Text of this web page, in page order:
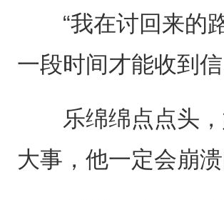
“我在讨回来的路
一段时间才能收到信
乐绵绵点点头，
大事，他一定会崩溃